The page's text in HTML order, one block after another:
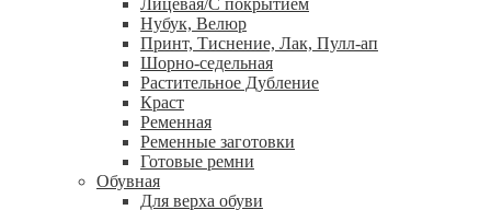
Лицевая/С покрытием
Нубук, Велюр
Принт, Тиснение, Лак, Пулл-ап
Шорно-седельная
Растительное Дубление
Краст
Ременная
Ременные заготовки
Готовые ремни
Обувная
Для верха обуви